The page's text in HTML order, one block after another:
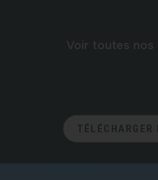
Voir toutes nos
TÉLÉCHARGER